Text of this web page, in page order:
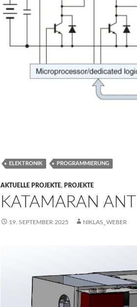
ELEKTRONIK PROGRAMMIERUNG
AKTUELLE PROJEKTE, PROJEKTE
KATAMARAN
19. SEPTEMBER 2025 NIKLAS_WEBER